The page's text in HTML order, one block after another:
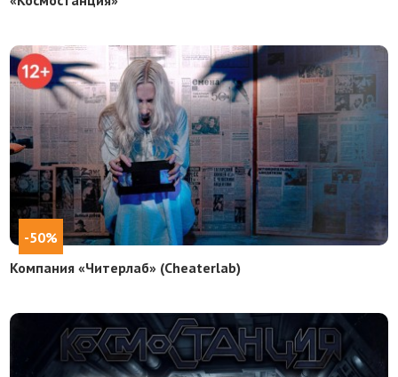
-50%
Компания «Читерлаб» (Cheaterlab)